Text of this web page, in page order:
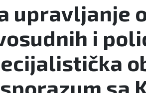
upravljanje
i
sa